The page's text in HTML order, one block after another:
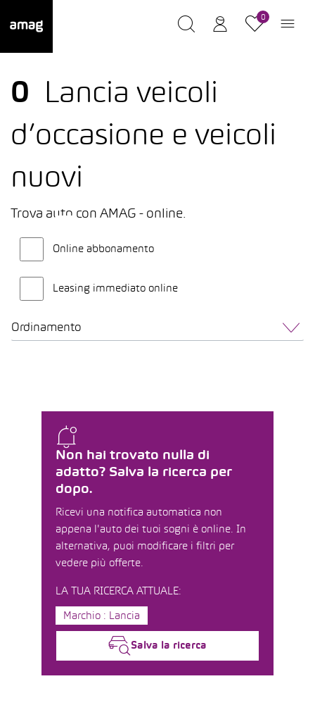
0
0
Lancia veicoli
d’occasione e veicoli
nuovi
Trova auto con AMAG - online.
Online abbonamento
Leasing immediato online
Ordinamento
Non hai trovato nulla di
adatto? Salva la ricerca per
dopo.
Ricevi una notifica automatica non
appena l'auto dei tuoi sogni è online. In
alternativa, puoi modificare i filtri per
vedere più offerte.
LA TUA RICERCA ATTUALE:
Marchio : Lancia
Salva la ricerca